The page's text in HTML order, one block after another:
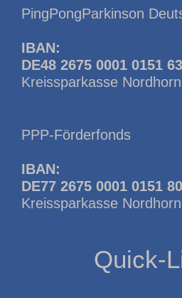
PingPongParkinson
IBAN:
DE48 2675 0001 0151
Kreissparkasse Nordhorn
PPP-Förderfonds
IBAN:
DE77 2675 0001 0151
Kreissparkasse Nordhorn
Quick-